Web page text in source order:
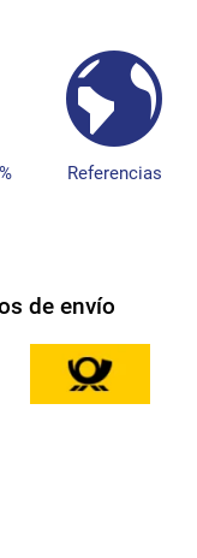
Referencias
de envío